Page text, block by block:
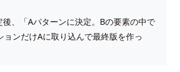
、「Aパターンに決定。Bの要素の中で
ンだけAに取り込んで最終版を作っ